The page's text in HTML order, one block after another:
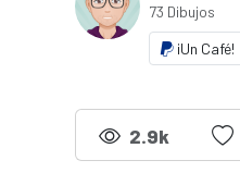
73 Dibujos
¡Un Café!
2.9k